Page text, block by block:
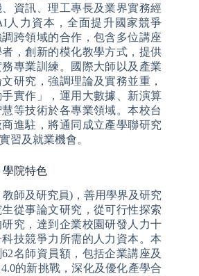
資訊、理工專長及業界實務經
人力資本，全面提升國家競爭
跨領域的合作，包含多位講座
，創新的模化教學方式，提供
專業訓練。國際大師以及產業
研究，強調理論及實務並重，
實作」，運用大數據、新演算
等技術於各專業領域。本校台
進駐，將通同成立產學聯研究
習及就業機會。
學院特色
師及研究員)，善用學界及研究
從事論文研究，從可行性探索
究，達到企業校園研發人力十
技競爭力所需的人力資本。本
名師資員額，包括企業講座及
的新挑戰，深化及優化產學合